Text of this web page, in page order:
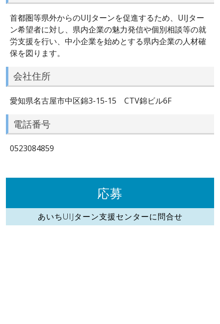
首都圏等県外からのUIJターンを促進するため、UIJター
ン希望者に対し、県内企業の魅力発信や個別相談等の就
労支援を行い、中小企業を始めとする県内企業の人材確
保を図ります。
会社住所
愛知県名古屋市中区錦3-15-15 CTV錦ビル6F
電話番号
0523084859
応募
あいちUIJターン支援センターに問合せ